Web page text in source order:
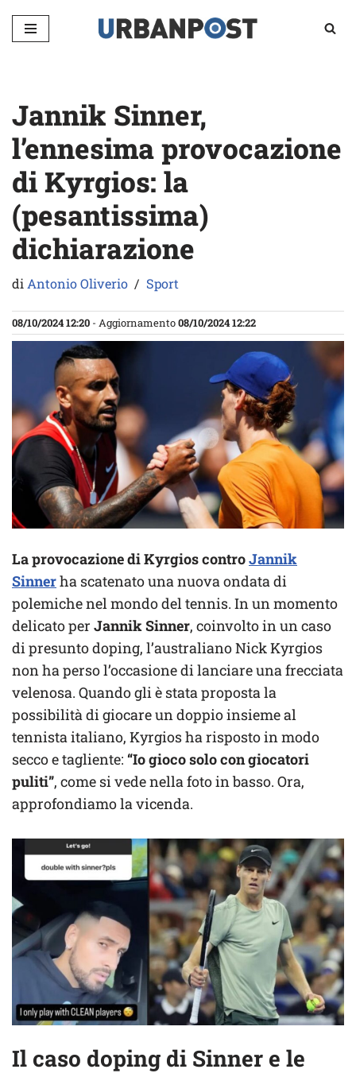
Vai
Jannik Sinner,
l’ennesima provocazione
di Kyrgios: la
(pesantissima)
dichiarazione
diAntonio Oliverio Sport
08/10/2024 12:20 - Aggiornamento08/10/2024 12:22
La provocazione di Kyrgios controJannik
Sinnerha scatenato una nuova ondata di
polemiche nel mondo del tennis. In un momento
delicato per Jannik Sinner, coinvolto in un caso
di presunto doping, l’australiano Nick Kyrgios
non ha perso l’occasione di lanciare una frecciata
velenosa. Quando gli è stata proposta la
possibilità di giocare un doppio insieme al
tennista italiano, Kyrgios ha risposto in modo
secco e tagliente: “Io gioco solo con giocatori
puliti”, come si vede nella foto in basso. Ora,
approfondiamo la vicenda.
Il caso doping di Sinner e le